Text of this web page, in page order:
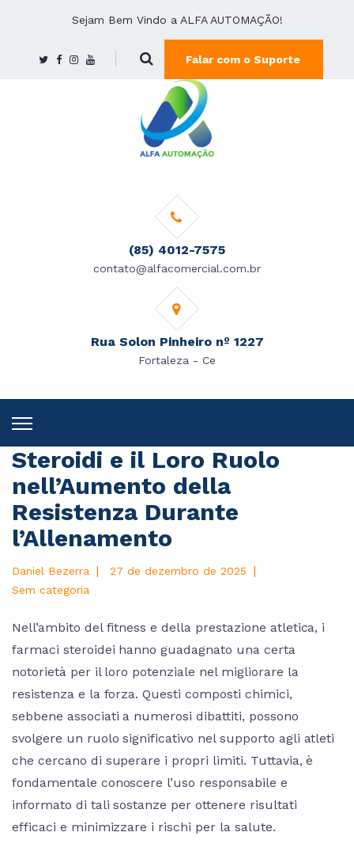
Sejam Bem Vindo a ALFA AUTOMAÇÃO!
Falar com o Suporte
(85) 4012-7575
contato@alfacomercial.com.br
Rua Solon Pinheiro nº 1227
Fortaleza - Ce
Steroidi e il Loro Ruolo
nell’Aumento della
Resistenza Durante
l’Allenamento
Daniel Bezerra | 27 de dezembro de 2025 |
Sem categoria
Nell’ambito del fitness e della prestazione atletica, i
farmaci steroidei hanno guadagnato una certa
notorietà per il loro potenziale nel migliorare la
resistenza e la forza. Questi composti chimici,
sebbene associati a numerosi dibattiti, possono
svolgere un ruolo significativo nel supporto agli atleti
che cercano di superare i propri limiti. Tuttavia, è
fondamentale conoscere l’uso responsabile e
informato di tali sostanze per ottenere risultati
efficaci e minimizzare i rischi per la salute.